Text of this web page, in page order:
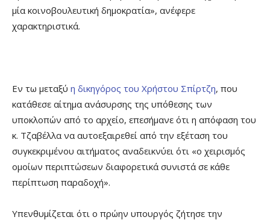
μία κοινοβουλευτική δημοκρατία», ανέφερε
χαρακτηριστικά.
Εν τω μεταξύ η δικηγόρος του Χρήστου Σπίρτζη, που
κατάθεσε αίτημα ανάσυρσης της υπόθεσης των
υποκλοπών από το αρχείο, επεσήμανε ότι η απόφαση του
κ. Τζαβέλλα να αυτοεξαιρεθεί από την εξέταση του
συγκεκριμένου αιτήματος αναδεικνύει ότι «ο χειρισμός
ομοίων περιπτώσεων διαφορετικά συνιστά σε κάθε
περίπτωση παραδοχή».
Υπενθυμίζεται ότι ο πρώην υπουργός ζήτησε την